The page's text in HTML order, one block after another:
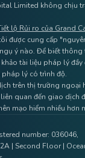
Limited không chịu
lộ Rủi ro của Grand
được cung cấp
ý nào. Để biết thông
tài liệu pháp lý
pháp lý có trình độ.
trên thị trường ngoại
quan đến giao dịch
mạo hiểm nhiều hơn
number: 036046,
| Second Floor |